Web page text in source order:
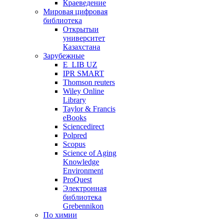
Краеведение
Мировая цифровая
библиотека
Открытыи
университет
Казахстана
Зарубежные
E_LIB UZ
IPR SMART
Thomson reuters
Wiley Online
Library
Taylor & Francis
eBooks
Sciencedirect
Polpred
Scopus
Science of Aging
Knowledge
Environment
ProQuest
Электронная
библиотека
Grebennikon
По химии